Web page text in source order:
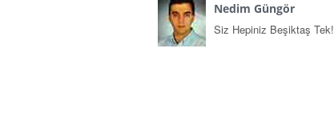
Nedim Güngör
Siz Hepiniz Beşiktaş Tek!